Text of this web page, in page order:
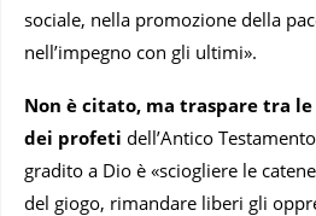
sociale, nella promozione della
nell’impegno con gli ultimi».
Non è citato, ma traspare tra le
dei profeti dell’Antico
gradito a Dio è «sciogliere le
del giogo, rimandare liberi gli